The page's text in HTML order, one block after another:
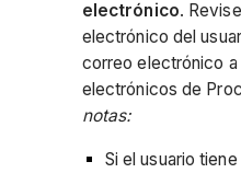
electrónico.
electrónico del
correo electrónico
electrónicos de
notas:
Si el usuario